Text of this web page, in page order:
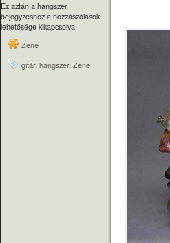
Ez aztán a hangszer
bejegyzéshez a hozzászólások
lehetősége kikapcsolva
Zene
gitár, hangszer, Zene